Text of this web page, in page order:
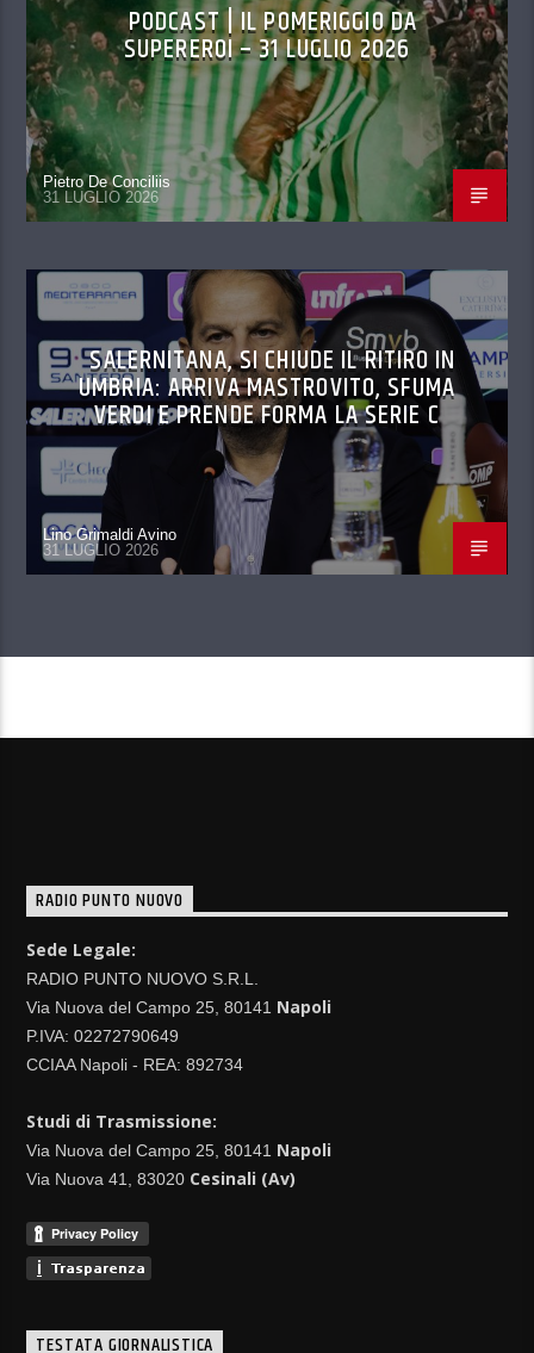
PODCAST | IL POMERIGGIO DA
SUPEREROI – 31 LUGLIO 2026
Pietro De Conciliis
31 LUGLIO 2026
SALERNITANA, SI CHIUDE IL RITIRO IN
UMBRIA: ARRIVA MASTROVITO, SFUMA
VERDI E PRENDE FORMA LA SERIE C
Lino Grimaldi Avino
31 LUGLIO 2026
RADIO PUNTO NUOVO
Sede Legale:
RADIO PUNTO NUOVO S.R.L.
Via Nuova del Campo 25, 80141 Napoli
P.IVA: 02272790649
CCIAA Napoli - REA: 892734
Studi di Trasmissione:
Via Nuova del Campo 25, 80141 Napoli
Via Nuova 41, 83020 Cesinali (Av)
TESTATA GIORNALISTICA